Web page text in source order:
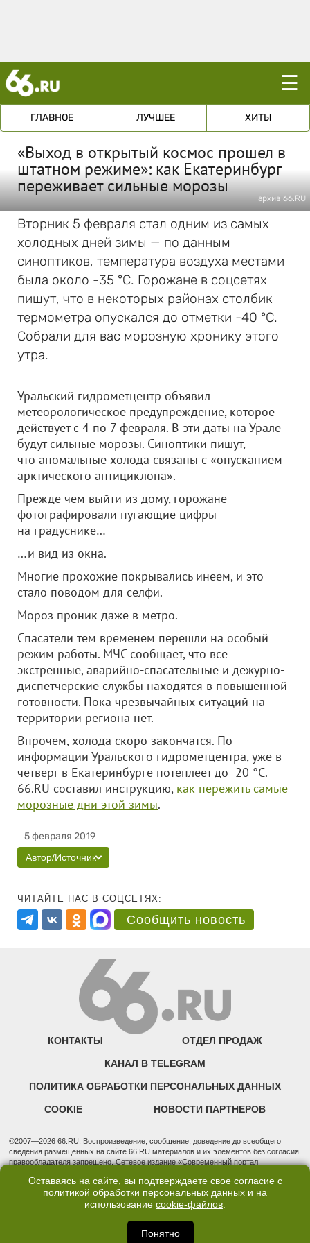
☰
ГЛАВНОЕ ЛУЧШЕЕ ХИТЫ
«Выход в открытый космос прошел в
штатном режиме»: как Екатеринбург
переживает сильные морозы
архив 66.RU
Вторник 5 февраля стал одним из самых
холодных дней зимы — по данным
синоптиков, температура воздуха местами
была около -35 °C. Горожане в соцсетях
пишут, что в некоторых районах столбик
термометра опускался до отметки -40 °C.
Собрали для вас морозную хронику этого
утра.
Уральский гидрометцентр объявил
метеорологическое предупреждение, которое
действует с 4 по 7 февраля. В эти даты на Урале
будут сильные морозы. Синоптики пишут,
что аномальные холода связаны с «опусканием
арктического антициклона».
Прежде чем выйти из дому, горожане
фотографировали пугающие цифры
на градуснике…
…и вид из окна.
Многие прохожие покрывались инеем, и это
стало поводом для селфи.
Мороз проник даже в метро.
Спасатели тем временем перешли на особый
режим работы. МЧС сообщает, что все
экстренные, аварийно-спасательные и дежурно-
диспетчерские службы находятся в повышенной
готовности. Пока чрезвычайных ситуаций на
территории региона нет.
Впрочем, холода скоро закончатся. По
информации Уральского гидрометцентра, уже в
четверг в Екатеринбурге потеплеет до -20 °C.
66.RU составил инструкцию, как пережить самые
морозные дни этой зимы.
5 февраля 2019
Автор/Источник
ЧИТАЙТЕ НАС В СОЦСЕТЯХ:
Сообщить новость
КОНТАКТЫ ОТДЕЛ ПРОДАЖ
КАНАЛ В TELEGRAM
ПОЛИТИКА ОБРАБОТКИ ПЕРСОНАЛЬНЫХ ДАННЫХ
COOKIE НОВОСТИ ПАРТНЕРОВ
©2007—2026 66.RU. Воспроизведение, сообщение, доведение до всеобщего
сведения размещенных на сайте 66.RU материалов и их элементов без согласия
правообладателя запрещено. Сетевое издание «Современный портал
надзору в сфере связи, информационных технологий и массовых коммуникаций
(Роскомнадзор). Регистрационный номер ЭЛ № ФС 77 - 76634 от 02.09.2019
Учредитель: Общество с ограниченной ответственностью "66.ру". Юридический
3, оф. 7015 Фактический адрес редакции и отдела продаж: 620014, Свердловская
обл., г. Екатеринбург, ул. Бориса Ельцина, д. 3, оф. 7015, +7 (343) 288-50-66
Оставаясь на сайте, вы подтверждаете свое согласие с
политикой обработки персональных данных и на
использование cookie-файлов.
Понятно